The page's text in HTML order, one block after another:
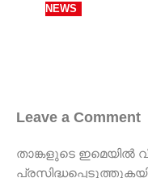
NEWS
Leave a Comment
താങ്കളുടെ ഇമെയില്‍